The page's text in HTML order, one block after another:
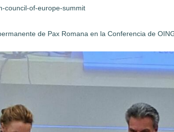
council-of-europe-summit
de Pax Romana en la Conferencia de